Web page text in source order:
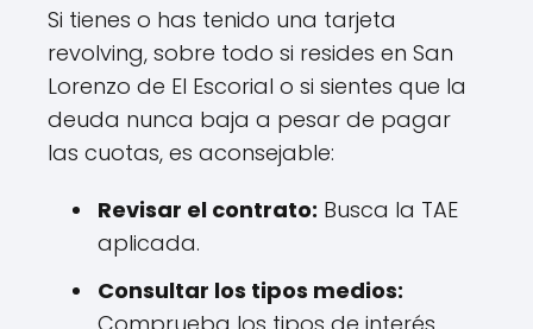
Si tienes o has tenido una tarjeta
revolving, sobre todo si resides en San
Lorenzo de El Escorial o si sientes que la
deuda nunca baja a pesar de pagar
las cuotas, es aconsejable:
Revisar el contrato: Busca la TAE
aplicada.
Consultar los tipos medios: